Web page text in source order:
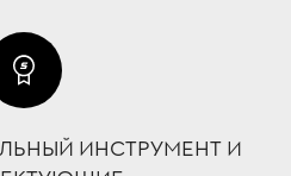
ИНСТРУМЕНТ И